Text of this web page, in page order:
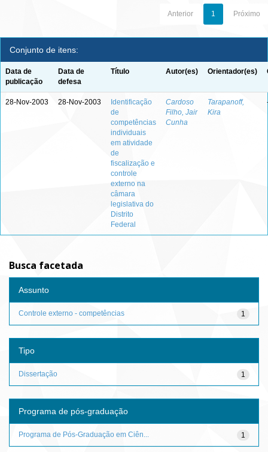
Anterior 1 Próximo
Conjunto de itens:
Data de
publicação
Data de
defesa
Título Autor(es) Orientador(es)
28-Nov-2003 28-Nov-2003
Identificação
de
competências
individuais
em atividade
de
fiscalização e
controle
externo na
câmara
legislativa do
Distrito
Federal
Cardoso
Filho, Jair
Cunha
Tarapanoff,
Kira
Busca facetada
Assunto
1
Controle externo - competências
Tipo
1
Dissertação
Programa de pós-graduação
1
Programa de Pós-Graduação em Ciên...